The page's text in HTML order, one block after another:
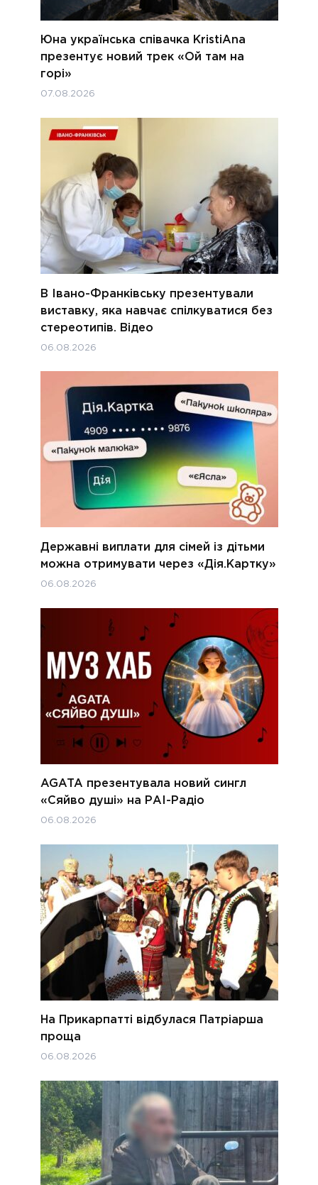
Юна українська співачка KristiAna
презентує новий трек «Ой там на
горі»
07.08.2026
В Івано-Франківську презентували
виставку, яка навчає спілкуватися без
стереотипів. Відео
06.08.2026
Державні виплати для сімей із дітьми
можна отримувати через «Дія.Картку»
06.08.2026
AGATA презентувала новий сингл
«Сяйво душі» на РАІ-Радіо
06.08.2026
На Прикарпатті відбулася Патріарша
проща
06.08.2026